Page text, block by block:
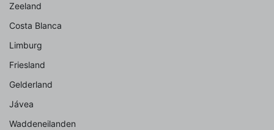
Zeeland
Costa Blanca
Limburg
Friesland
Gelderland
Jávea
Waddeneilanden